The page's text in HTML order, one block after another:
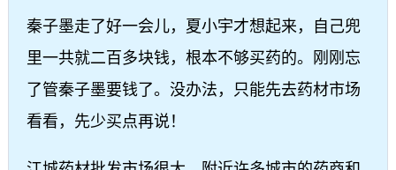
秦子墨走了好一会儿，夏小宇才想起来，自己兜
里一共就二百多块钱，根本不够买药的。刚刚忘
了管秦子墨要钱了。没办法，只能先去药材市场
看看，先少买点再说！